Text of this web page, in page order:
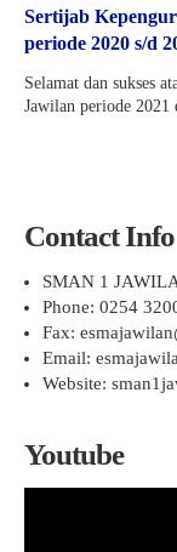
Sertijab
periode 2020 s/d
Selamat dan sukses
Jawilan periode 2021
Contact Info
SMAN 1
Phone: 0254
Fax:
Email:
Website:
Youtube